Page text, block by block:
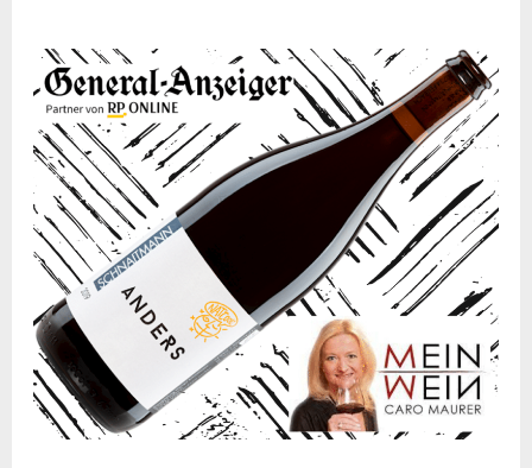
Mein
Wein
–
Caro
Maurer
–
GENERAL-
Anzeiger